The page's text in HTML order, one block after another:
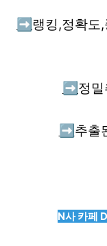
➡️ 랭킹,정확도
➡️ 정
➡️ 추출
N사 카페